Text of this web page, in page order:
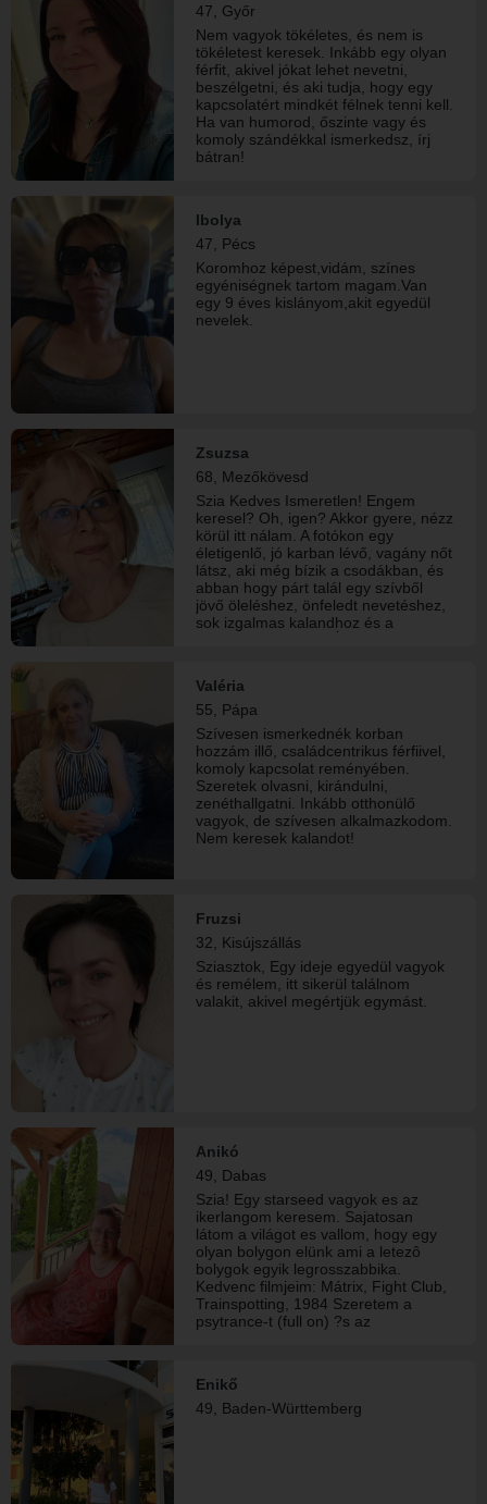
47, Győr
Nem vagyok tökéletes, és nem is
tökéletest keresek. Inkább egy olyan
férfit, akivel jókat lehet nevetni,
beszélgetni, és aki tudja, hogy egy
kapcsolatért mindkét félnek tenni kell.
Ha van humorod, őszinte vagy és
komoly szándékkal ismerkedsz, írj
bátran!
Ibolya
47, Pécs
Koromhoz képest,vidám, színes
egyéniségnek tartom magam.Van
egy 9 éves kislányom,akit egyedül
nevelek.
Zsuzsa
68, Mezőkövesd
Szia Kedves Ismeretlen! Engem
keresel? Oh, igen? Akkor gyere, nézz
körül itt nálam. A fotókon egy
életigenlő, jó karban lévő, vagány nőt
látsz, aki még bízik a csodákban, és
abban hogy párt talál egy szívből
jövő öleléshez, önfeledt nevetéshez,
sok izgalmas kalandhoz és a
bekopognék hozzád?
Valéria
55, Pápa
Szívesen ismerkednék korban
hozzám illő, családcentrikus férfiivel,
komoly kapcsolat reményében.
Szeretek olvasni, kirándulni,
zenéthallgatni. Inkább otthonülő
vagyok, de szívesen alkalmazkodom.
Nem keresek kalandot!
Fruzsi
32, Kisújszállás
Sziasztok, Egy ideje egyedül vagyok
és remélem, itt sikerül találnom
valakit, akivel megértjük egymást.
Anikó
49, Dabas
Szia! Egy starseed vagyok es az
ikerlangom keresem. Sajatosan
látom a világot es vallom, hogy egy
olyan bolygon elünk ami a letezô
bolygok egyik legrosszabbika.
Kedvenc filmjeim: Mátrix, Fight Club,
Trainspotting, 1984 Szeretem a
psytrance-t (full on) ?s az
párkapcsolatot keresek. Ha
hasonlóan gondolkodsz, kérlek írj.
Enikő
49, Baden-Württemberg